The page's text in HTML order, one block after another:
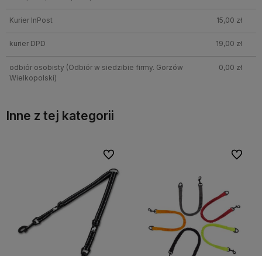
Kurier InPost 15,00 zł
kurier DPD 19,00 zł
odbiór osobisty (Odbiór w siedzibie firmy. Gorzów
Wielkopolski)
0,00 zł
Inne z tej kategorii
Do ulubionych Do